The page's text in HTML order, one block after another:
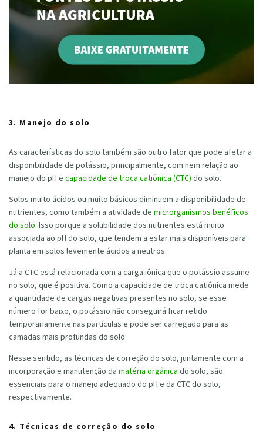
3. Manejo do solo
As características do solo também são outro fator que pode afetar a
disponibilidade de potássio, principalmente, com nem relação ao
manejo do pH e capacidade de troca catiônica (CTC) do solo.
Solos muito ácidos ou muito básicos diminuem a disponibilidade de
nutrientes, como também a atividade de microrganismos benéficos
do solo. Isso porque a solubilidade dos nutrientes está muito
associada ao pH do solo, que tendem a estar mais disponíveis para
planta em solos levemente ácidos a neutros.
Já a CTC está relacionada com a carga iônica que o potássio assume
no solo, que é positiva. Como a capacidade de troca catiônica mede
a quantidade de cargas negativas presentes no solo, se esse
número for baixo, o potássio não conseguirá ficar retido
temporariamente nas partículas e pode ser carregado para as
camadas mais profundas do solo.
Nesse sentido, as técnicas de correção do solo, juntamente com a
incorporação e manutenção da matéria orgânica do solo, são
essenciais para o manejo adequado do pH e da CTC do solo,
respectivamente.
4. Técnicas de correção do solo